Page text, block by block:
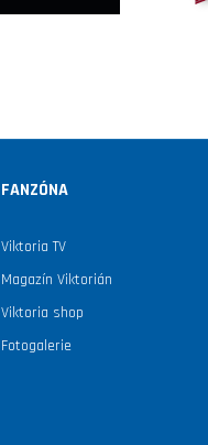
FANZÓNA
Viktoria TV
Magazín Viktorián
Viktoria shop
Fotogalerie